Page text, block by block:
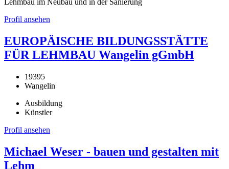
Lehmbau im Neubau und in der Sanierung
Profil ansehen
EUROPÄISCHE BILDUNGSSTÄTTE
FÜR LEHMBAU Wangelin gGmbH
19395
Wangelin
Ausbildung
Künstler
Profil ansehen
Michael Weser - bauen und gestalten mit
Lehm